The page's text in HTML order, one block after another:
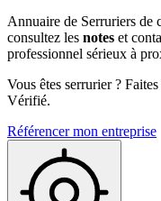
Annuaire de Serruriers de
consultez les notes et
professionnel sérieux à
Vous êtes serrurier ?
Vérifié.
Référencer mon entreprise